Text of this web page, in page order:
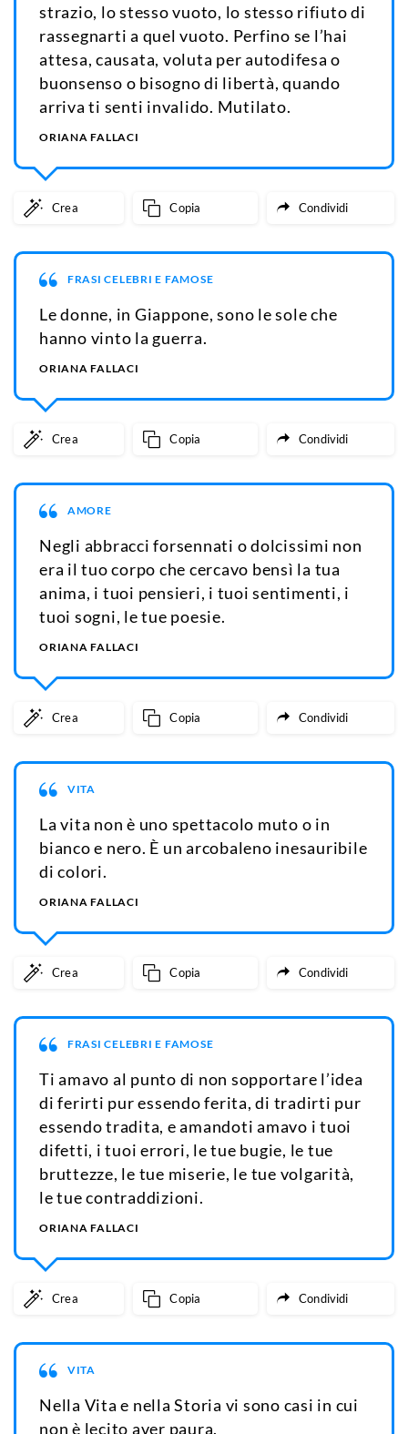
strazio, lo stesso vuoto, lo stesso rifiuto di
rassegnarti a quel vuoto. Perfino se l’hai
attesa, causata, voluta per autodifesa o
buonsenso o bisogno di libertà, quando
arriva ti senti invalido. Mutilato.
ORIANA FALLACI
Crea Copia Condividi
FRASI CELEBRI E FAMOSE
Le donne, in Giappone, sono le sole che
hanno vinto la guerra.
ORIANA FALLACI
Crea Copia Condividi
AMORE
Negli abbracci forsennati o dolcissimi non
era il tuo corpo che cercavo bensì la tua
anima, i tuoi pensieri, i tuoi sentimenti, i
tuoi sogni, le tue poesie.
ORIANA FALLACI
Crea Copia Condividi
VITA
La vita non è uno spettacolo muto o in
bianco e nero. È un arcobaleno inesauribile
di colori.
ORIANA FALLACI
Crea Copia Condividi
FRASI CELEBRI E FAMOSE
Ti amavo al punto di non sopportare l’idea
di ferirti pur essendo ferita, di tradirti pur
essendo tradita, e amandoti amavo i tuoi
difetti, i tuoi errori, le tue bugie, le tue
bruttezze, le tue miserie, le tue volgarità,
le tue contraddizioni.
ORIANA FALLACI
Crea Copia Condividi
VITA
Nella Vita e nella Storia vi sono casi in cui
non è lecito aver paura.